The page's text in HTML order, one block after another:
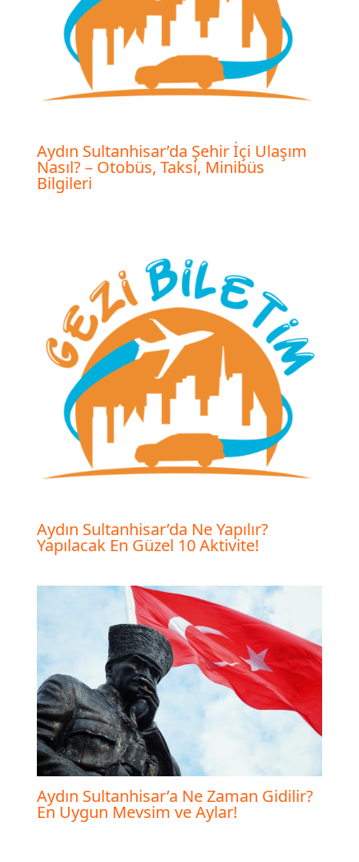
Aydın Sultanhisar’da Şehir İçi Ulaşım
Nasıl? – Otobüs, Taksi, Minibüs
Bilgileri
Aydın Sultanhisar’da Ne Yapılır?
Yapılacak En Güzel 10 Aktivite!
Aydın Sultanhisar’a Ne Zaman Gidilir?
En Uygun Mevsim ve Aylar!